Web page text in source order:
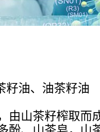
籽油、油茶籽油
由山茶籽榨取